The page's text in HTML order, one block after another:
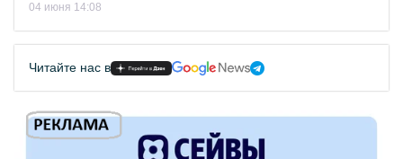
04 июня 14:08
Читайте нас в